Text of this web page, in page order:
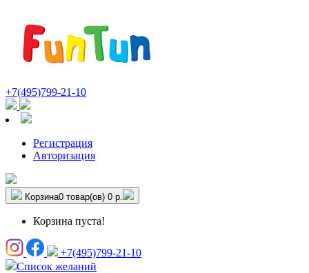
+7(495)799-21-10
Регистрация
Авторизация
Корзина0 товар(ов) 0 р.
Корзина пуста!
+7(495)799-21-10
Список желаний